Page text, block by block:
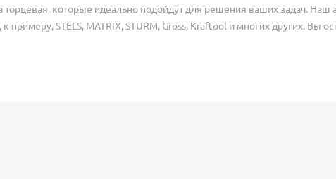
торцевая, которые идеально подойдут для решения ваших задач. Наш
STELS, MATRIX, STURM, Gross, Kraftool и многих других. Вы